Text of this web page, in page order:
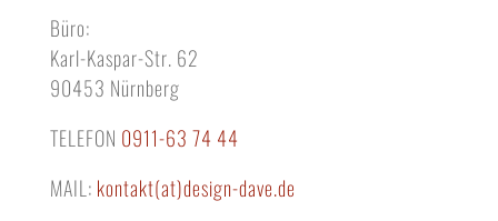
Büro:
Karl-Kaspar-Str. 62
90453 Nürnberg
TELEFON 0911-63 74 44
MAIL: kontakt(at)design-dave.de